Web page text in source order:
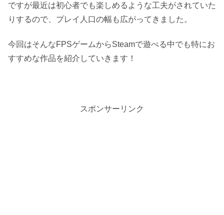
ですが最近は初心者でも楽しめるような工夫がされていた
りするので、プレイ人口の幅も広がってきました。
今回はそんなFPSゲームからSteamで遊べる中でも特にお
すすめな作品を紹介していきます！
スポンサーリンク